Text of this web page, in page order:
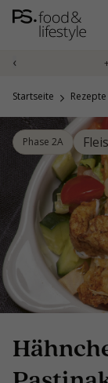
Zum
Inhalt
springen
‹
Startseite Rezepte
Phase 2A